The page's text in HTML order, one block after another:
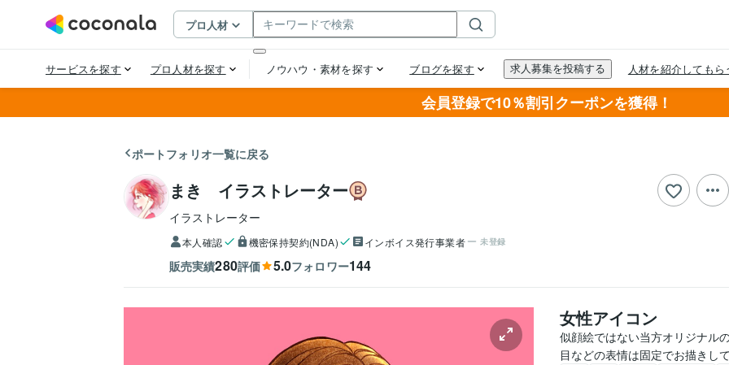
会員登録で10％割引クーポンを獲得！
ポートフォリオ一覧に戻る
まき イラストレーター
イラストレーター
本人確認 機密保持契約(NDA) インボイス発行事業者 未登録
販売実績280評価 5.0フォロワー144
女性アイコン
似顔絵ではない当方オリジナル
目などの表情は固定でお描きし